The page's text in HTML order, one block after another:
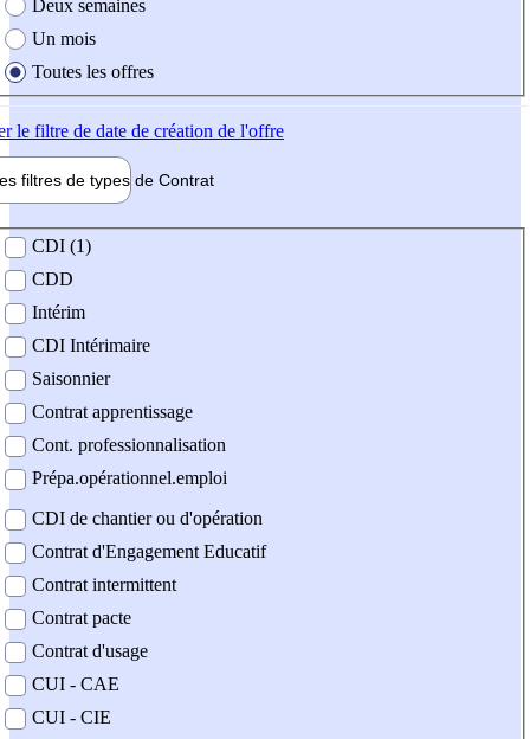
Deux semaines
Un mois
Toutes les offres
le filtre de date de création de l'offre
filtres de types de Contrat
contrat
CDI (1)
CDD
Intérim
CDI Intérimaire
Saisonnier
Contrat apprentissage
Cont. professionnalisation
Prépa.opérationnel.emploi
CDI de chantier ou d'opération
Contrat d'Engagement Educatif
Contrat intermittent
Contrat pacte
Contrat d'usage
CUI - CAE
CUI - CIE